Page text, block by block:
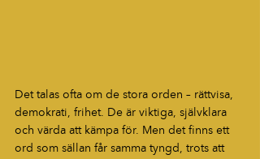
Det talas ofta om de stora orden – rättvisa,
demokrati, frihet. De är viktiga, självklara
och värda att kämpa för. Men det finns ett
ord som sällan får samma tyngd, trots att